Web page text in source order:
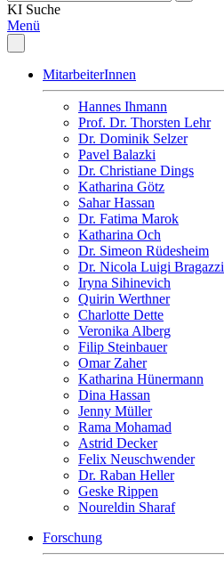
KI Suche
Menü
MitarbeiterInnen
Hannes Ihmann
Prof. Dr. Thorsten Lehr
Dr. Dominik Selzer
Pavel Balazki
Dr. Christiane Dings
Katharina Götz
Sahar Hassan
Dr. Fatima Marok
Katharina Och
Dr. Simeon Rüdesheim
Dr. Nicola Luigi Bragazzi
Iryna Sihinevich
Quirin Werthner
Charlotte Dette
Veronika Alberg
Filip Steinbauer
Omar Zaher
Katharina Hünermann
Dina Hassan
Jenny Müller
Rama Mohamad
Astrid Decker
Felix Neuschwender
Dr. Raban Heller
Geske Rippen
Noureldin Sharaf
Forschung